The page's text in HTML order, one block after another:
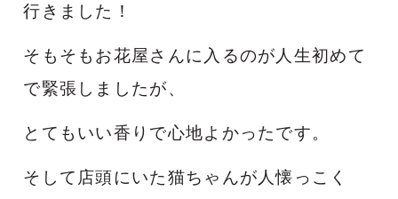
行きました！
そもそもお花屋さんに入るのが人生初めて
で緊張しましたが、
とてもいい香りで心地よかったです。
そして店頭にいた猫ちゃんが人懐っこく